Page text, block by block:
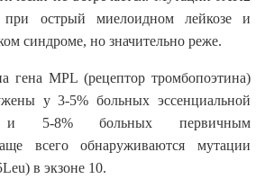
при острый миелоидном лейкозе и
синдроме, но значительно реже.
гена MPL (рецептор тромбопоэтина)
у 3-5% больных эссенциальной
и 5-8% больных первичным
всего обнаруживаются мутации
в экзоне 10.